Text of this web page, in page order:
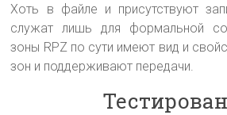
Хоть в файле и присутствуют
служат лишь для формальной
зоны RPZ по сути имеют вид и
зон и поддерживают передачи.